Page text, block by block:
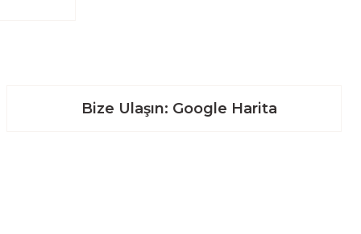
Bize Ulaşın: Google Harita